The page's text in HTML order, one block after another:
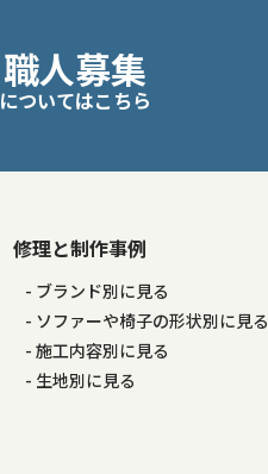
職人募集
についてはこちら
修理と制作事例
ブランド別に見る
ソファーや椅子の形状別に見る
施工内容別に見る
生地別に見る